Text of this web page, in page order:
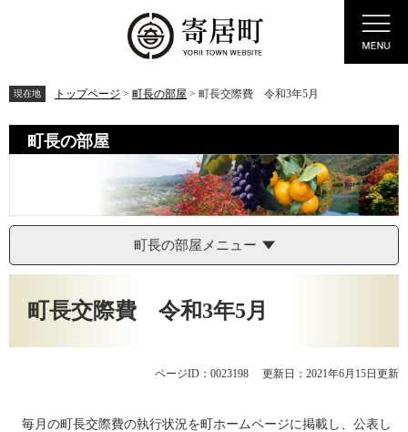
先
頭
で
を
飛
ば
へ
現在地 トップページ > 町長の部屋 > 町長交際費 令和3年5月
町長の部屋
町長の部屋メニュー
町長交際費 令和3年5月
ページID：0023198 更新日：2021年6月15日更新
毎月の町長交際費の執行状況を町ホームページに掲載し、公表し